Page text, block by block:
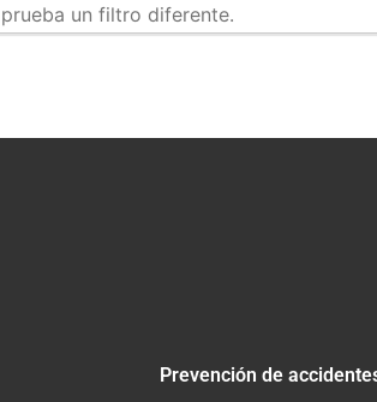
un filtro diferente.
Prevención de